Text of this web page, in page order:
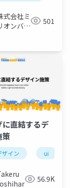
式会社ミ
オンバリ
501
直結するデ
策
ザイン ui
56.9K